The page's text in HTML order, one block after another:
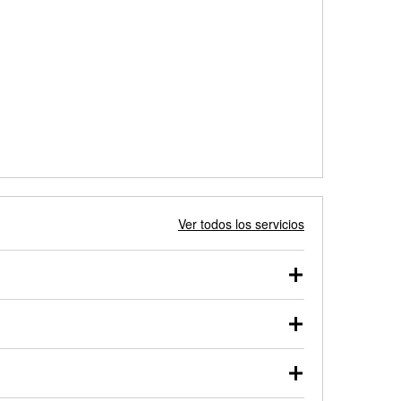
Ver todos los servicios
probarse dentro o fuera del vehículo y cargarse en
de nuestros profesionales te ayudará a encontrar
en el estacionamiento, o desmonta el